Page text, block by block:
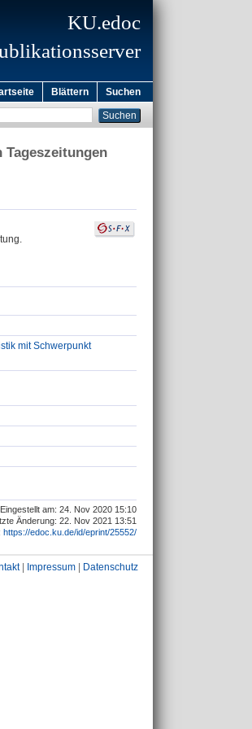
KU.edoc
Blättern Suchen
mit Schwerpunkt
Eingestellt am: 24. Nov 2020 15:10
Änderung: 22. Nov 2021 13:51
https://edoc.ku.de/id/eprint/25552/
| Impressum Datenschutz